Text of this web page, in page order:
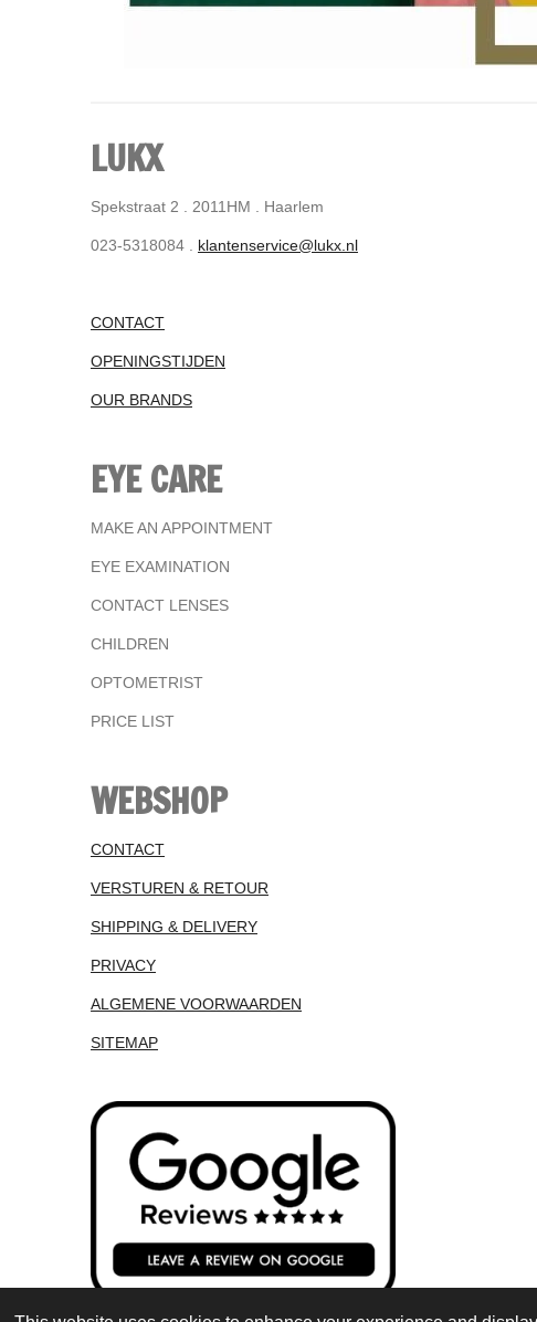
LUKX
Spekstraat 2 . 2011HM . Haarlem
023-5318084 . klantenservice@lukx.nl
CONTACT
OPENINGSTIJDEN
OUR BRANDS
EYE CARE
MAKE AN APPOINTMENT
EYE EXAMINATION
CONTACT LENSES
CHILDREN
OPTOMETRIST
PRICE LIST
WEBSHOP
CONTACT
VERSTUREN & RETOUR
SHIPPING & DELIVERY
PRIVACY
ALGEMENE VOORWAARDEN
SITEMAP